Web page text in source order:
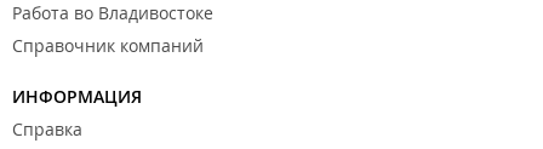
Работа во Владивостоке
Справочник компаний
ИНФОРМАЦИЯ
Справка